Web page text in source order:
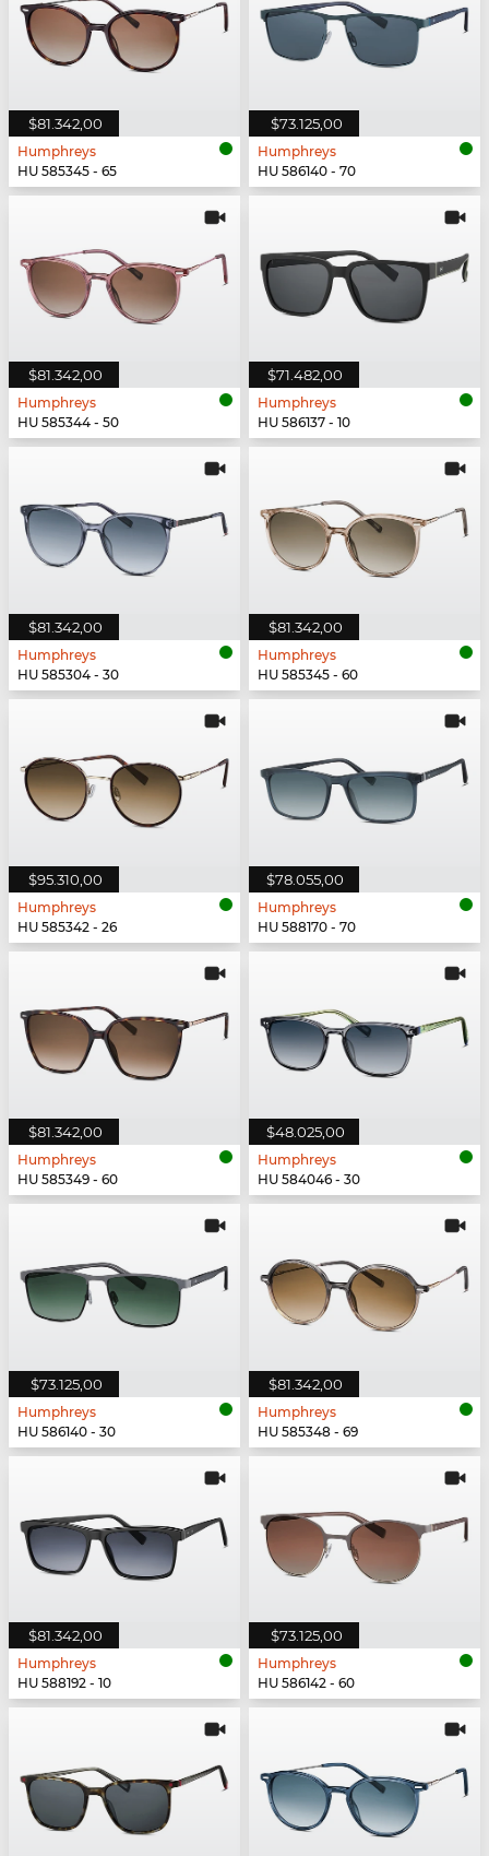
$81.342,00
Humphreys
HU 585345 - 65
$73.125,00
Humphreys
HU 586140 - 70
$81.342,00
Humphreys
HU 585344 - 50
$71.482,00
Humphreys
HU 586137 - 10
$81.342,00
Humphreys
HU 585304 - 30
$81.342,00
Humphreys
HU 585345 - 60
$95.310,00
Humphreys
HU 585342 - 26
$78.055,00
Humphreys
HU 588170 - 70
$81.342,00
Humphreys
HU 585349 - 60
$48.025,00
Humphreys
HU 584046 - 30
$73.125,00
Humphreys
HU 586140 - 30
$81.342,00
Humphreys
HU 585348 - 69
$81.342,00
Humphreys
HU 588192 - 10
$73.125,00
Humphreys
HU 586142 - 60